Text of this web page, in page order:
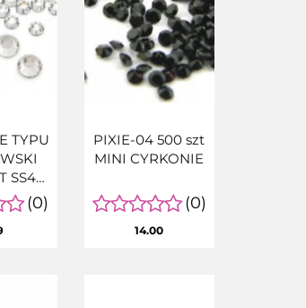
TYPU
SS4
(0)
PIXIE-04 500 szt
MINI CYRKONIE
(0)
14.00